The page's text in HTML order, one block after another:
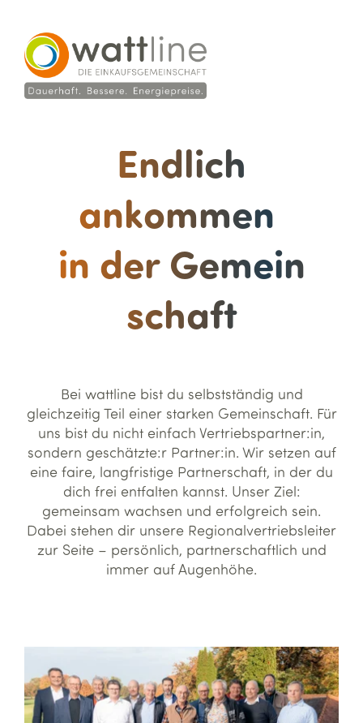
Endlich
ankommen
in der Gemein
schaft
Bei wattline bist du selbstständig und
gleichzeitig Teil einer starken Gemeinschaft. Für
uns bist du nicht einfach Vertriebspartner:in,
sondern geschätzte:r Partner:in. Wir setzen auf
eine faire, langfristige Partnerschaft, in der du
dich frei entfalten kannst. Unser Ziel:
gemeinsam wachsen und erfolgreich sein.
Dabei stehen dir unsere Regionalvertriebsleiter
zur Seite – persönlich, partnerschaftlich und
immer auf Augenhöhe.